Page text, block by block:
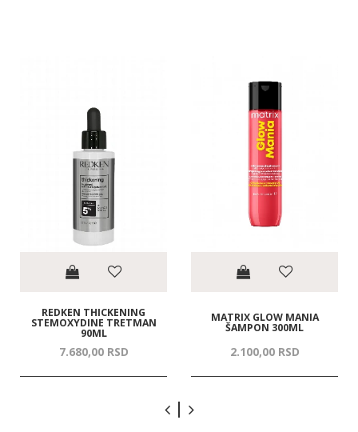
REDKEN THICKENING
STEMOXYDINE TRETMAN
90ML
7.680,00 RSD
MATRIX GLOW MANIA
ŠAMPON 300ML
2.100,00 RSD